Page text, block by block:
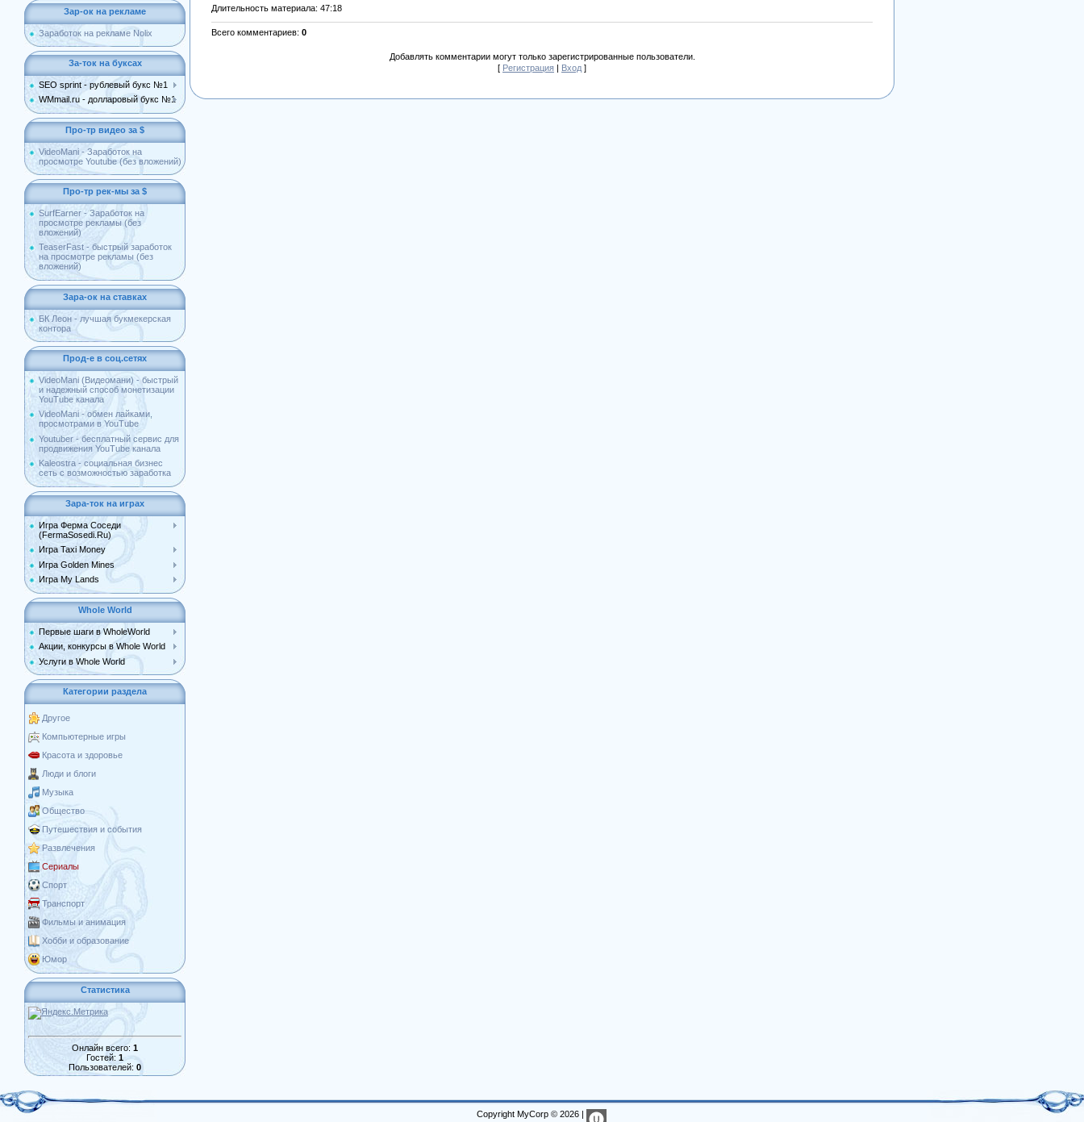
Зар-ок на рекламе
Заработок на рекламе Nolix
За-ток на буксах
SEO sprint - рублевый букс №1
WMmail.ru - долларовый букс №1
Про-тр видео за $
VideoMani - Заработок на
просмотре Youtube (без вложений)
Про-тр рек-мы за $
SurfEarner - Заработок на
просмотре рекламы (без
вложений)
TeaserFast - быстрый заработок
на просмотре рекламы (без
вложений)
Зара-ок на ставках
БК Леон - лучшая букмекерская
контора
Прод-е в соц.сетях
VideoMani (Видеомани) - быстрый
и надежный способ монетизации
YouTube канала
VideoMani - обмен лайками,
просмотрами в YouTube
Youtuber - бесплатный сервис для
продвижения YouTube канала
Kaleostra - социальная бизнес
сеть с возможностью заработка
Зара-ток на играх
Игра Ферма Соседи
(FermaSosedi.Ru)
Игра Taxi Money
Игра Golden Mines
Игра My Lands
Whole World
Первые шаги в WholeWorld
Акции, конкурсы в Whole World
Услуги в Whole World
Категории раздела
Другое
Компьютерные игры
Красота и здоровье
Люди и блоги
Музыка
Общество
Путешествия и события
Развлечения
Сериалы
Спорт
Транспорт
Фильмы и анимация
Хобби и образование
Юмор
Статистика
Онлайн всего: 1
Гостей: 1
Пользователей: 0
Длительность материала: 47:18
Всего комментариев: 0
Добавлять комментарии могут только зарегистрированные пользователи.
[ Регистрация | Вход ]
Copyright MyCorp © 2026 |